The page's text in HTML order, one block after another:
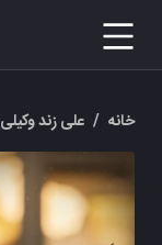
خانه / علی زند وکیلی